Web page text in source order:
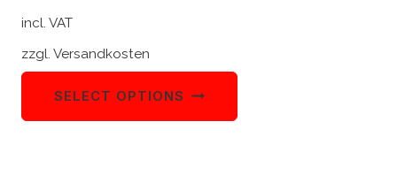
incl. VAT
zzgl. Versandkosten
SELECT OPTIONS